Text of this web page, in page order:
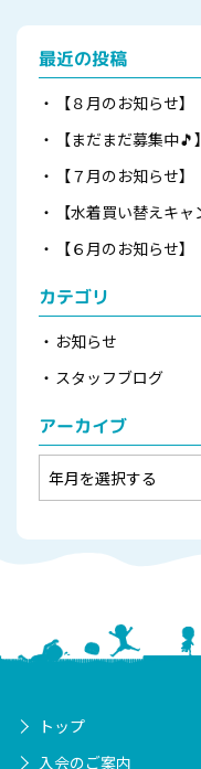
最近の投稿
【８月のお知らせ】
【まだまだ募集中
【７月のお知らせ】
【水着買い替えキャ
【６月のお知らせ】
カテゴリ
お知らせ
スタッフブログ
アーカイブ
トップ
入会のご案内